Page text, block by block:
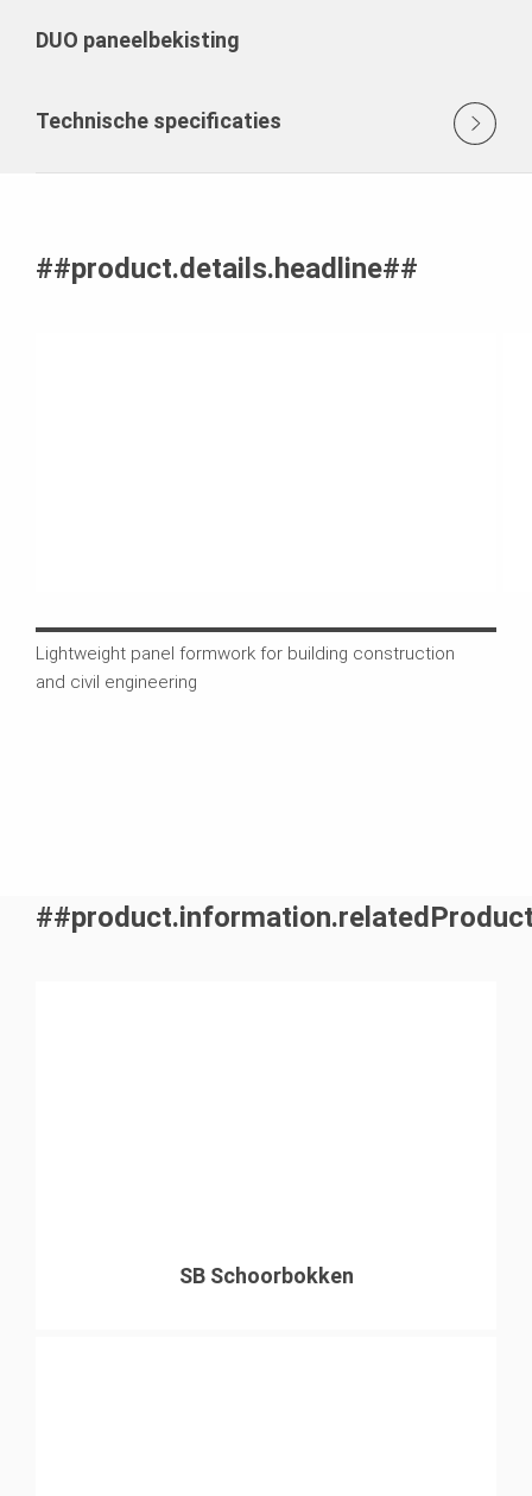
DUO paneelbekisting
Technische specificaties
##product.details.headline##
Lightweight panel formwork for building construction
and civil engineering
SB Schoorbokken